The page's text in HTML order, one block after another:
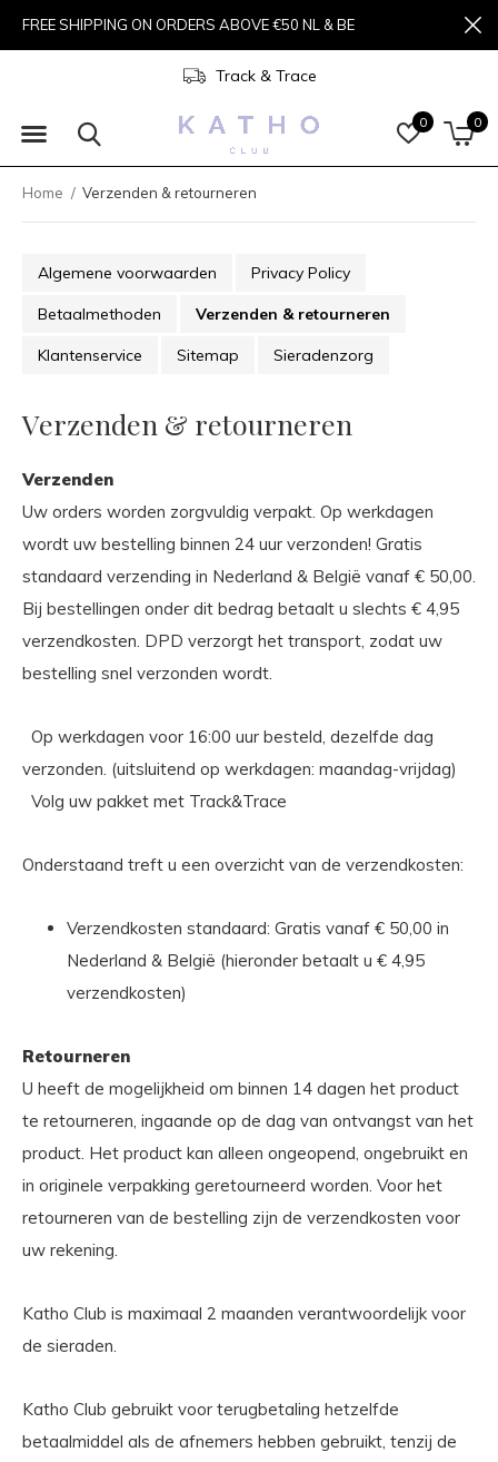
0 0
Track & Trace
FREE SHIPPING ON ORDERS ABOVE €50 NL & BE
Home Verzenden & retourneren
Algemene voorwaarden Privacy Policy
Betaalmethoden Verzenden & retourneren
Klantenservice Sitemap Sieradenzorg
Verzenden & retourneren
Verzenden
Uw orders worden zorgvuldig verpakt. Op werkdagen
wordt uw bestelling binnen 24 uur verzonden! Gratis
standaard verzending in Nederland & België vanaf € 50,00.
Bij bestellingen onder dit bedrag betaalt u slechts € 4,95
verzendkosten. DPD verzorgt het transport, zodat uw
bestelling snel verzonden wordt.
Op werkdagen voor 16:00 uur besteld, dezelfde dag
verzonden. (uitsluitend op werkdagen: maandag-vrijdag)
Volg uw pakket met Track&Trace
Onderstaand treft u een overzicht van de verzendkosten:
Verzendkosten standaard: Gratis vanaf € 50,00 in
Nederland & België (hieronder betaalt u € 4,95
verzendkosten)
Retourneren
U heeft de mogelijkheid om binnen 14 dagen het product
te retourneren, ingaande op de dag van ontvangst van het
product. Het product kan alleen ongeopend, ongebruikt en
in originele verpakking geretourneerd worden. Voor het
retourneren van de bestelling zijn de verzendkosten voor
uw rekening.
Katho Club is maximaal 2 maanden verantwoordelijk voor
de sieraden.
Katho Club gebruikt voor terugbetaling hetzelfde
betaalmiddel als de afnemers hebben gebruikt, tenzij de